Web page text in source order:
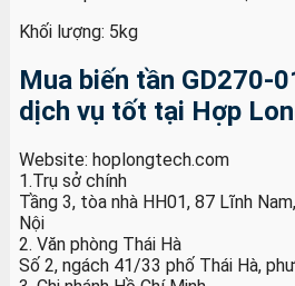
Khối lượng: 5kg
Mua biến tần GD270-
dịch vụ tốt tại Hợp
Website: hoplongtech.com
1.Trụ sở chính
Tầng 3, tòa nhà HH01, 87 Lĩnh
Nội
2. Văn phòng Thái Hà
Số 2, ngách 41/33 phố Thái Hà,